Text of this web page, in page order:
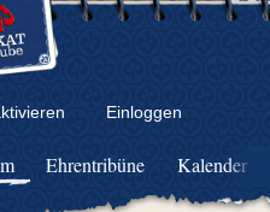
Einloggen
Ehrentribüne Kalender